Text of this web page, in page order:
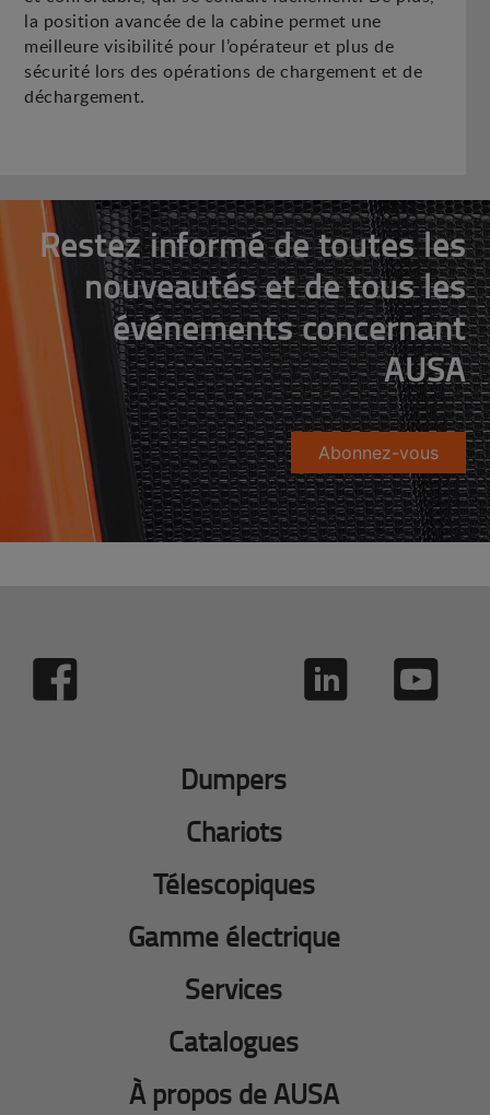
la position avancée de la cabine permet une
meilleure visibilité pour l’opérateur et plus de
sécurité lors des opérations de chargement et de
déchargement.
Restez informé de toutes les
nouveautés et de tous les
événements concernant
AUSA
Abonnez-vous
Dumpers
Chariots
Télescopiques
Gamme électrique
Services
Catalogues
À propos de AUSA